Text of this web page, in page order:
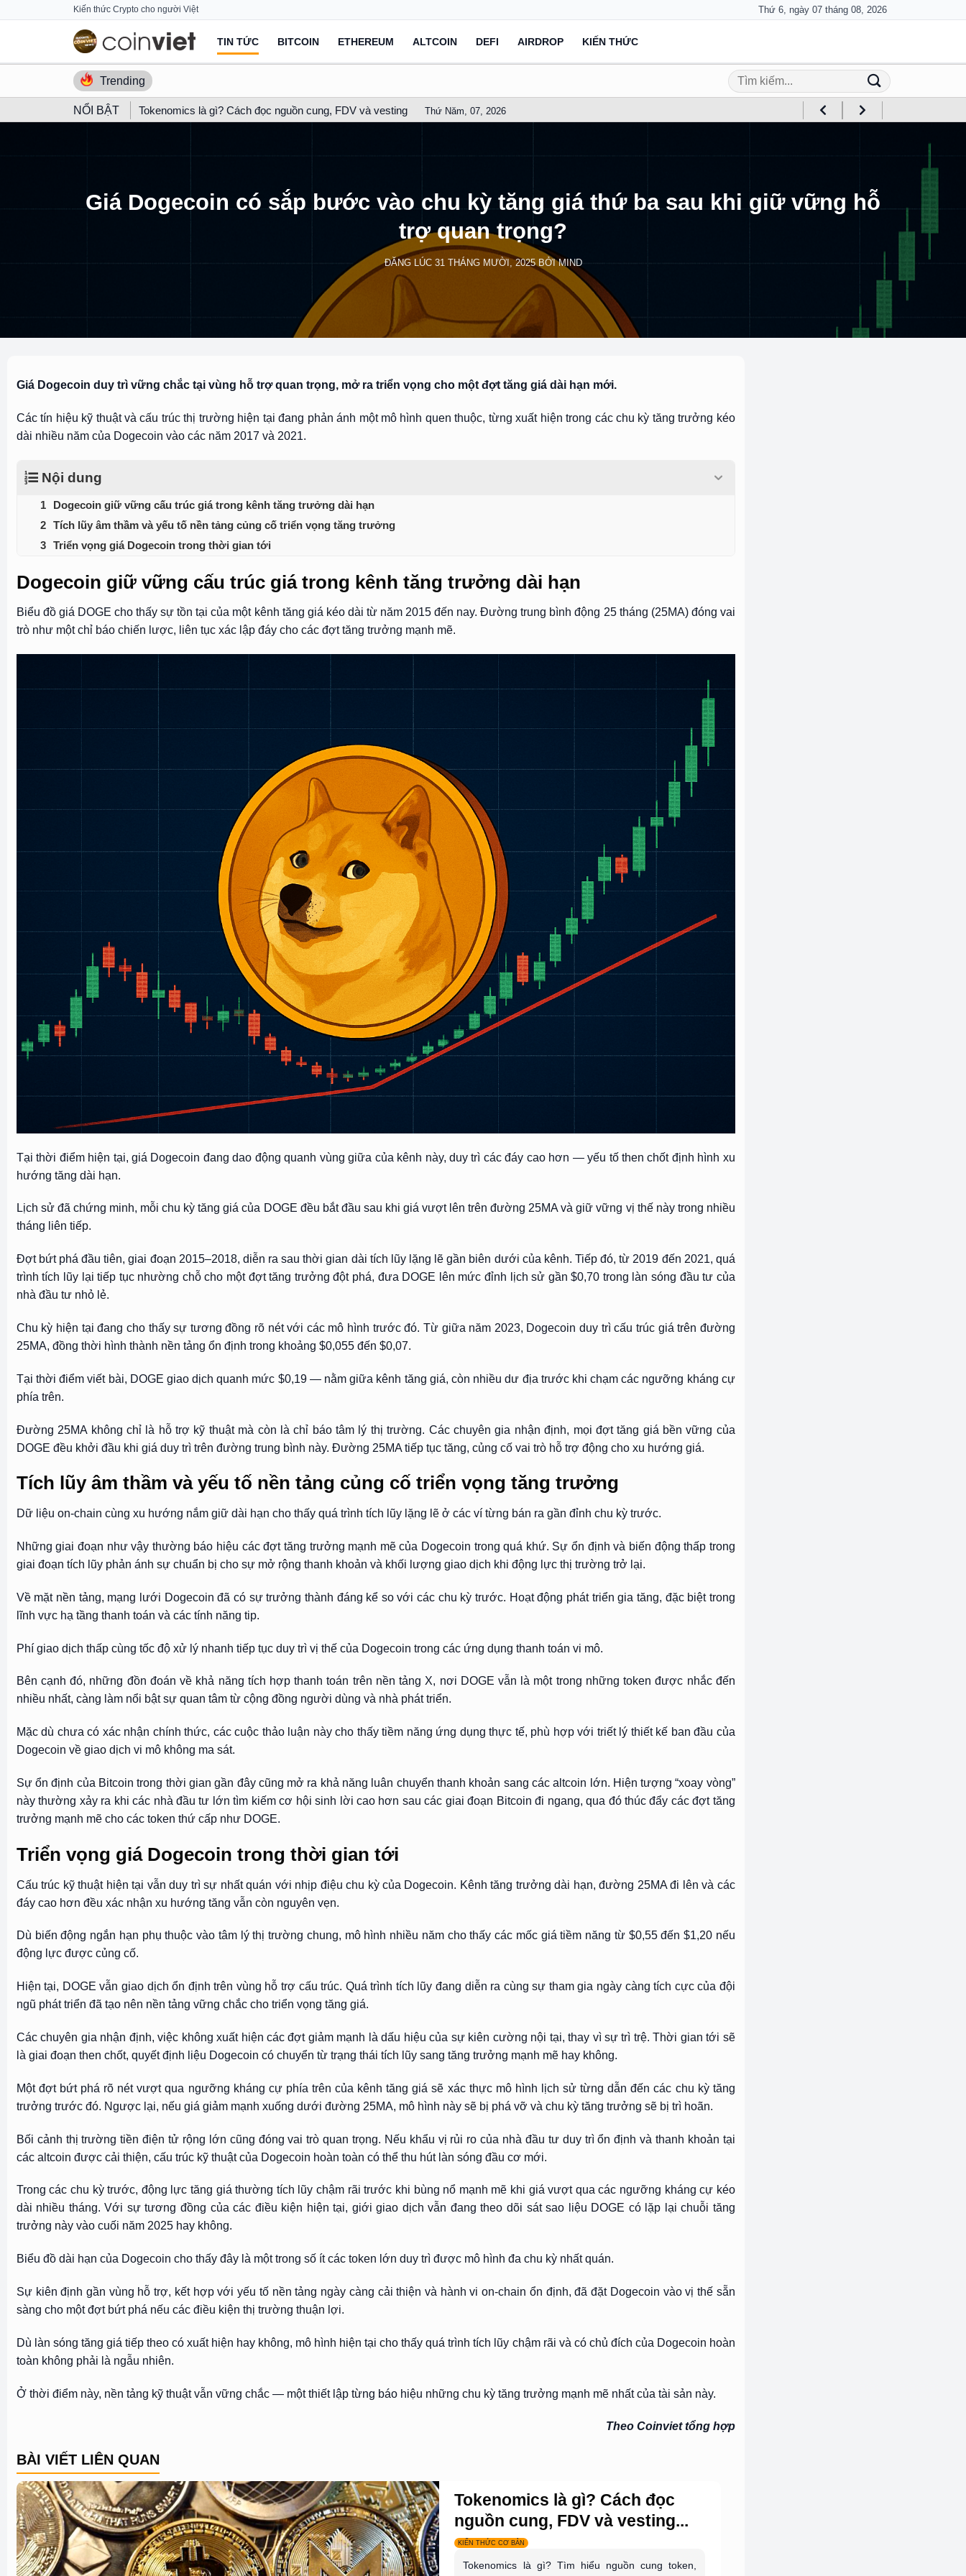
Kiến thức Crypto cho người Việt Thứ 6, ngày 07 tháng 08, 2026
TIN TỨC BITCOIN ETHEREUM ALTCOIN DEFI AIRDROP KIẾN THỨC
Trending
NỔI BẬT Tokenomics là gì? Cách đọc nguồn cung, FDV và vesting Thứ Năm, 07, 2026
Giá Dogecoin có sắp bước vào chu kỳ tăng giá thứ ba sau khi giữ vững hỗ
trợ quan trọng?
ĐĂNG LÚC 31 THÁNG MƯỜI, 2025BỞIMIND
Giá Dogecoin duy trì vững chắc tại vùng hỗ trợ quan trọng, mở ra triển vọng cho một đợt tăng giá dài hạn mới.
Các tín hiệu kỹ thuật và cấu trúc thị trường hiện tại đang phản ánh một mô hình quen thuộc, từng xuất hiện trong các chu kỳ tăng trưởng kéo
dài nhiều năm của Dogecoin vào các năm 2017 và 2021.
Nội dung
Dogecoin giữ vững cấu trúc giá trong kênh tăng trưởng dài hạn
Tích lũy âm thầm và yếu tố nền tảng củng cố triển vọng tăng trưởng
Triển vọng giá Dogecoin trong thời gian tới
Dogecoin giữ vững cấu trúc giá trong kênh tăng trưởng dài hạn
Biểu đồ giá DOGE cho thấy sự tồn tại của một kênh tăng giá kéo dài từ năm 2015 đến nay. Đường trung bình động 25 tháng (25MA) đóng vai
trò như một chỉ báo chiến lược, liên tục xác lập đáy cho các đợt tăng trưởng mạnh mẽ.
Tại thời điểm hiện tại, giá Dogecoin đang dao động quanh vùng giữa của kênh này, duy trì các đáy cao hơn — yếu tố then chốt định hình xu
hướng tăng dài hạn.
Lịch sử đã chứng minh, mỗi chu kỳ tăng giá của DOGE đều bắt đầu sau khi giá vượt lên trên đường 25MA và giữ vững vị thế này trong nhiều
tháng liên tiếp.
Đợt bứt phá đầu tiên, giai đoạn 2015–2018, diễn ra sau thời gian dài tích lũy lặng lẽ gần biên dưới của kênh. Tiếp đó, từ 2019 đến 2021, quá
trình tích lũy lại tiếp tục nhường chỗ cho một đợt tăng trưởng đột phá, đưa DOGE lên mức đỉnh lịch sử gần $0,70 trong làn sóng đầu tư của
nhà đầu tư nhỏ lẻ.
Chu kỳ hiện tại đang cho thấy sự tương đồng rõ nét với các mô hình trước đó. Từ giữa năm 2023, Dogecoin duy trì cấu trúc giá trên đường
25MA, đồng thời hình thành nền tảng ổn định trong khoảng $0,055 đến $0,07.
Tại thời điểm viết bài, DOGE giao dịch quanh mức $0,19 — nằm giữa kênh tăng giá, còn nhiều dư địa trước khi chạm các ngưỡng kháng cự
phía trên.
Đường 25MA không chỉ là hỗ trợ kỹ thuật mà còn là chỉ báo tâm lý thị trường. Các chuyên gia nhận định, mọi đợt tăng giá bền vững của
DOGE đều khởi đầu khi giá duy trì trên đường trung bình này. Đường 25MA tiếp tục tăng, củng cố vai trò hỗ trợ động cho xu hướng giá.
Tích lũy âm thầm và yếu tố nền tảng củng cố triển vọng tăng trưởng
Dữ liệu on-chain cùng xu hướng nắm giữ dài hạn cho thấy quá trình tích lũy lặng lẽ ở các ví từng bán ra gần đỉnh chu kỳ trước.
Những giai đoạn như vậy thường báo hiệu các đợt tăng trưởng mạnh mẽ của Dogecoin trong quá khứ. Sự ổn định và biến động thấp trong
giai đoạn tích lũy phản ánh sự chuẩn bị cho sự mở rộng thanh khoản và khối lượng giao dịch khi động lực thị trường trở lại.
Về mặt nền tảng, mạng lưới Dogecoin đã có sự trưởng thành đáng kể so với các chu kỳ trước. Hoạt động phát triển gia tăng, đặc biệt trong
lĩnh vực hạ tầng thanh toán và các tính năng tip.
Phí giao dịch thấp cùng tốc độ xử lý nhanh tiếp tục duy trì vị thế của Dogecoin trong các ứng dụng thanh toán vi mô.
Bên cạnh đó, những đồn đoán về khả năng tích hợp thanh toán trên nền tảng X, nơi DOGE vẫn là một trong những token được nhắc đến
nhiều nhất, càng làm nổi bật sự quan tâm từ cộng đồng người dùng và nhà phát triển.
Mặc dù chưa có xác nhận chính thức, các cuộc thảo luận này cho thấy tiềm năng ứng dụng thực tế, phù hợp với triết lý thiết kế ban đầu của
Dogecoin về giao dịch vi mô không ma sát.
Sự ổn định của Bitcoin trong thời gian gần đây cũng mở ra khả năng luân chuyển thanh khoản sang các altcoin lớn. Hiện tượng “xoay vòng”
này thường xảy ra khi các nhà đầu tư lớn tìm kiếm cơ hội sinh lời cao hơn sau các giai đoạn Bitcoin đi ngang, qua đó thúc đẩy các đợt tăng
trưởng mạnh mẽ cho các token thứ cấp như DOGE.
Triển vọng giá Dogecoin trong thời gian tới
Cấu trúc kỹ thuật hiện tại vẫn duy trì sự nhất quán với nhịp điệu chu kỳ của Dogecoin. Kênh tăng trưởng dài hạn, đường 25MA đi lên và các
đáy cao hơn đều xác nhận xu hướng tăng vẫn còn nguyên vẹn.
Dù biến động ngắn hạn phụ thuộc vào tâm lý thị trường chung, mô hình nhiều năm cho thấy các mốc giá tiềm năng từ $0,55 đến $1,20 nếu
động lực được củng cố.
Hiện tại, DOGE vẫn giao dịch ổn định trên vùng hỗ trợ cấu trúc. Quá trình tích lũy đang diễn ra cùng sự tham gia ngày càng tích cực của đội
ngũ phát triển đã tạo nên nền tảng vững chắc cho triển vọng tăng giá.
Các chuyên gia nhận định, việc không xuất hiện các đợt giảm mạnh là dấu hiệu của sự kiên cường nội tại, thay vì sự trì trệ. Thời gian tới sẽ
là giai đoạn then chốt, quyết định liệu Dogecoin có chuyển từ trạng thái tích lũy sang tăng trưởng mạnh mẽ hay không.
Một đợt bứt phá rõ nét vượt qua ngưỡng kháng cự phía trên của kênh tăng giá sẽ xác thực mô hình lịch sử từng dẫn đến các chu kỳ tăng
trưởng trước đó. Ngược lại, nếu giá giảm mạnh xuống dưới đường 25MA, mô hình này sẽ bị phá vỡ và chu kỳ tăng trưởng sẽ bị trì hoãn.
Bối cảnh thị trường tiền điện tử rộng lớn cũng đóng vai trò quan trọng. Nếu khẩu vị rủi ro của nhà đầu tư duy trì ổn định và thanh khoản tại
các altcoin được cải thiện, cấu trúc kỹ thuật của Dogecoin hoàn toàn có thể thu hút làn sóng đầu cơ mới.
Trong các chu kỳ trước, động lực tăng giá thường tích lũy chậm rãi trước khi bùng nổ mạnh mẽ khi giá vượt qua các ngưỡng kháng cự kéo
dài nhiều tháng. Với sự tương đồng của các điều kiện hiện tại, giới giao dịch vẫn đang theo dõi sát sao liệu DOGE có lặp lại chuỗi tăng
trưởng này vào cuối năm 2025 hay không.
Biểu đồ dài hạn của Dogecoin cho thấy đây là một trong số ít các token lớn duy trì được mô hình đa chu kỳ nhất quán.
Sự kiên định gần vùng hỗ trợ, kết hợp với yếu tố nền tảng ngày càng cải thiện và hành vi on-chain ổn định, đã đặt Dogecoin vào vị thế sẵn
sàng cho một đợt bứt phá nếu các điều kiện thị trường thuận lợi.
Dù làn sóng tăng giá tiếp theo có xuất hiện hay không, mô hình hiện tại cho thấy quá trình tích lũy chậm rãi và có chủ đích của Dogecoin hoàn
toàn không phải là ngẫu nhiên.
Ở thời điểm này, nền tảng kỹ thuật vẫn vững chắc — một thiết lập từng báo hiệu những chu kỳ tăng trưởng mạnh mẽ nhất của tài sản này.
Theo Coinviet tổng hợp
BÀI VIẾT LIÊN QUAN
Tokenomics là gì? Cách đọc
nguồn cung, FDV và vesting...
KIẾN THỨC CƠ BẢN
Tokenomics là gì? Tìm hiểu nguồn cung token,